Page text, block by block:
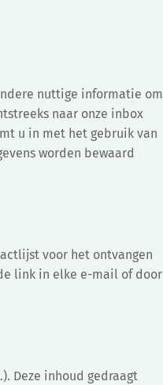
nuttige informatie om
naar onze inbox
u in met het gebruik van
worden bewaard
voor het ontvangen
link in elke e-mail of door
Deze inhoud gedraagt